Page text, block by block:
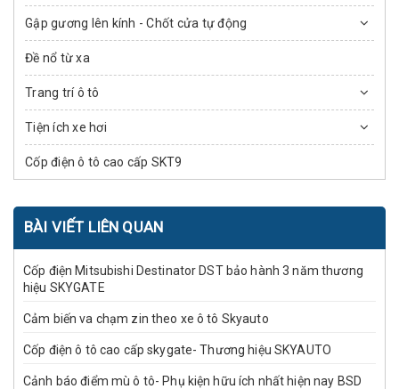
Gập gương lên kính - Chốt cửa tự động
Đề nổ từ xa
Trang trí ô tô
Tiện ích xe hơi
Cốp điện ô tô cao cấp SKT9
BÀI VIẾT LIÊN QUAN
Cốp điện Mitsubishi Destinator DST bảo hành 3 năm thương
hiệu SKYGATE
Cảm biến va chạm zin theo xe ô tô Skyauto
Cốp điện ô tô cao cấp skygate- Thương hiệu SKYAUTO
Cảnh báo điểm mù ô tô- Phụ kiện hữu ích nhất hiện nay BSD